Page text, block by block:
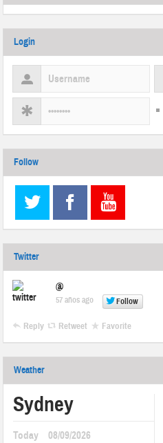
Login
Follow
Twitter
@
57 años ago Follow
Reply Retweet Favorite
Weather
Sydney
Today 08/09/2026